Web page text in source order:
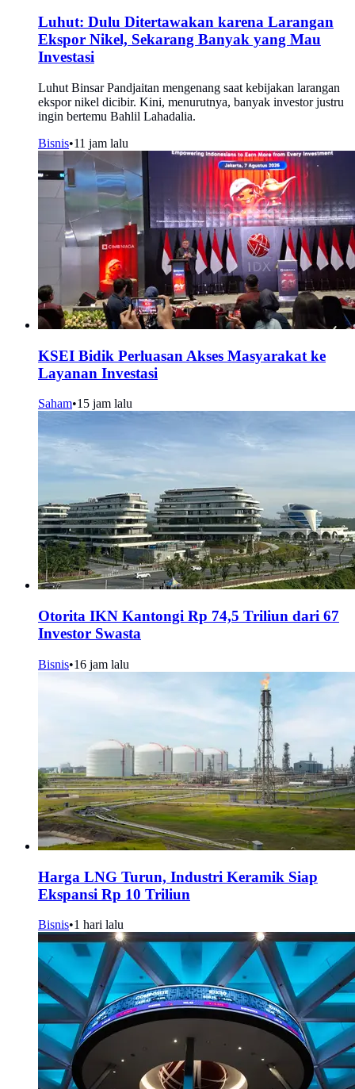
Luhut: Dulu Ditertawakan karena Larangan
Ekspor Nikel, Sekarang Banyak yang Mau
Investasi
Luhut Binsar Pandjaitan mengenang saat kebijakan larangan
ekspor nikel dicibir. Kini, menurutnya, banyak investor justru
ingin bertemu Bahlil Lahadalia.
Bisnis•11 jam lalu
KSEI Bidik Perluasan Akses Masyarakat ke
Layanan Investasi
Saham•15 jam lalu
Otorita IKN Kantongi Rp 74,5 Triliun dari 67
Investor Swasta
Bisnis•16 jam lalu
Harga LNG Turun, Industri Keramik Siap
Ekspansi Rp 10 Triliun
Bisnis•1 hari lalu